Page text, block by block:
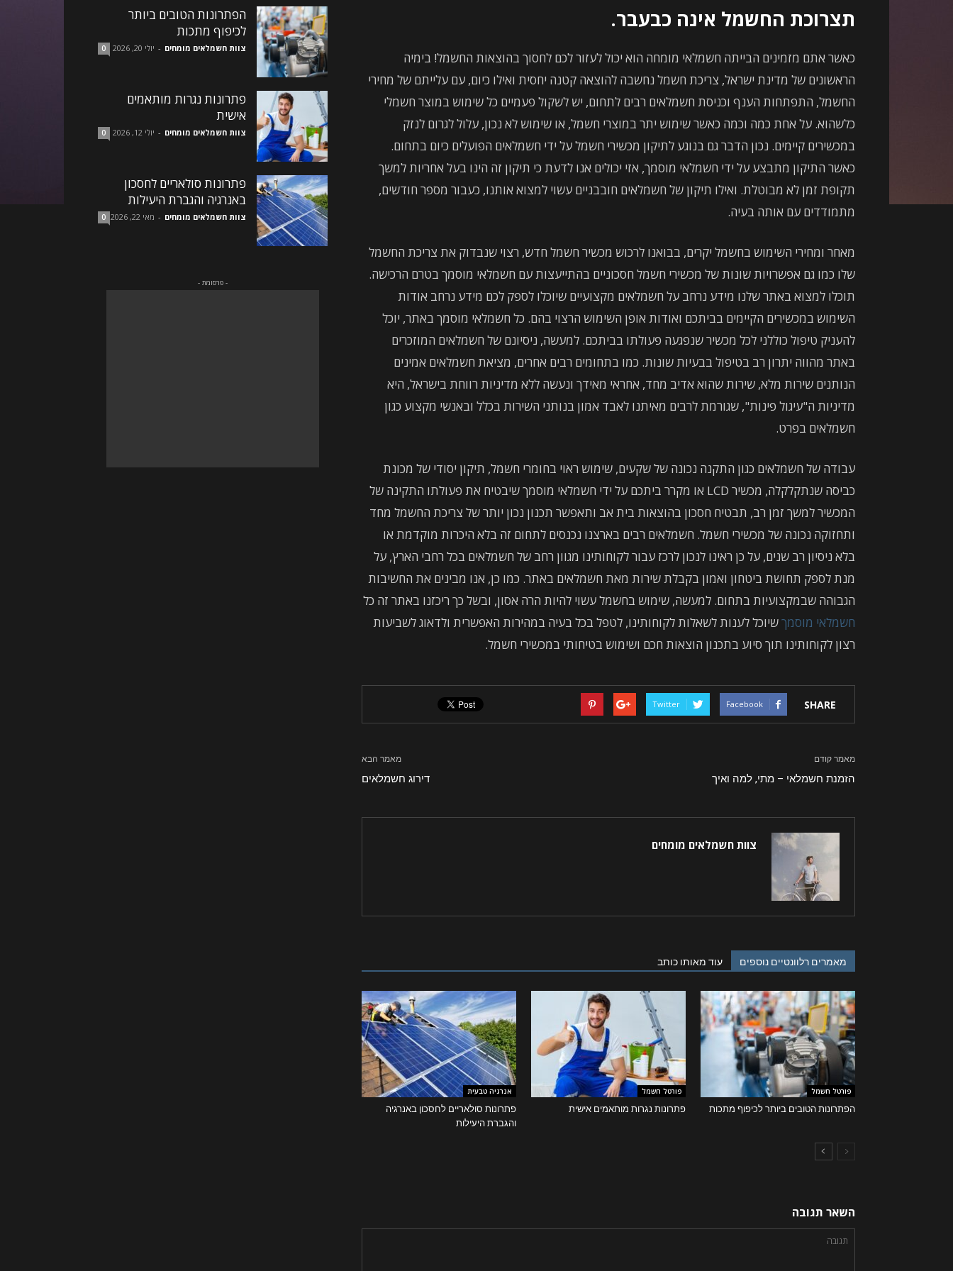
תצרוכת החשמל אינה כבעבר.
כאשר אתם מזמינים הבייתה חשמלאי מומחה הוא יכול לעזור לכם לחסוך בהוצאות החשמל! בימיה
הראשונים של מדינת ישראל, צריכת חשמל נחשבה להוצאה קטנה יחסית ואילו כיום, עם עלייתם של מחירי
החשמל, התפתחות הענף וכניסת חשמלאים רבים לתחום, יש לשקול פעמיים כל שימוש במוצר חשמלי
כלשהוא. על אחת כמה וכמה כאשר שימוש יתר במוצרי חשמל, או שימוש לא נכון, עלול לגרום לנזק
במכשירים קיימים. נכון הדבר גם בנוגע לתיקון מכשירי חשמל על ידי חשמלאים הפועלים כיום בתחום.
כאשר התיקון מתבצע על ידי חשמלאי מוסמך, אזי יכולים אנו לדעת כי תיקון זה הינו בעל אחריות למשך
תקופת זמן לא מבוטלת. ואילו תיקון של חשמלאים חובבניים עשוי למצוא אותנו, כעבור מספר חודשים,
מתמודדים עם אותה בעיה.
מאחר ומחירי השימוש בחשמל יקרים, בבואנו לרכוש מכשיר חשמל חדש, רצוי שנבדוק את צריכת החשמל
שלו כמו גם אפשרויות שונות של מכשירי חשמל חסכוניים בהתייעצות עם חשמלאי מוסמך בטרם הרכישה.
תוכלו למצוא באתר שלנו מידע נרחב על חשמלאים מקצועיים שיוכלו לספק לכם מידע נרחב אודות
השימוש במכשירים הקיימים בביתכם ואודות אופן השימוש הרצוי בהם. כל חשמלאי מוסמך באתר, יוכל
להעניק טיפול כוללני לכל מכשיר שנפגעה פעולתו בביתכם. למעשה, ניסיונם של חשמלאים המוזכרים
באתר מהווה יתרון רב בטיפול בבעיות שונות. כמו בתחומים רבים אחרים, מציאת חשמלאים אמינים
הנותנים שירות מלא, שירות שהוא אדיב מחד, אחראי מאידך ונעשה ללא מדיניות רווחת בישראל, היא
מדיניות ה"עיגול פינות", שגורמת לרבים מאיתנו לאבד אמון בנותני השירות בכלל ובאנשי מקצוע כגון
חשמלאים בפרט.
עבודה של חשמלאים כגון התקנה נכונה של שקעים, שימוש ראוי בחומרי חשמל, תיקון יסודי של מכונת
כביסה שנתקלקלה, מכשיר LCD או מקרר ביתכם על ידי חשמלאי מוסמך שיבטיח את פעולתו התקינה של
המכשיר למשך זמן רב, תבטיח חסכון בהוצאות בית אב ותאפשר תכנון נכון יותר של צריכת החשמל מחד
ותחזוקה נכונה של מכשירי חשמל. חשמלאים רבים בארצנו נכנסים לתחום זה בלא היכרות מוקדמת או
בלא ניסיון רב שנים, על כן ראינו לנכון לרכז עבור לקוחותינו מגוון רחב של חשמלאים בכל רחבי הארץ, על
מנת לספק תחושת ביטחון ואמון בקבלת שירות מאת חשמלאים באתר. כמו כן, אנו מבינים את החשיבות
הגבוהה שבמקצועיות בתחום. למעשה, שימוש בחשמל עשוי להיות הרה אסון, ובשל כך ריכזנו באתר זה כל
חשמלאי מוסמךשיוכל לענות לשאלות לקוחותינו, לטפל בכל בעיה במהירות האפשרית ולדאוג לשביעות
רצון לקוחותינו תוך סיוע בתכנון הוצאות חכם ושימוש בטיחותי במכשירי חשמל.
SHARE
Facebook
Twitter
מאמר קודם
הזמנת חשמלאי – מתי, למה ואיך
מאמר הבא
דירוג חשמלאים
צוות חשמלאים מומחים
מאמרים רלוונטיים נוספים עוד מאותו כותב
פורטל חשמל
הפתרונות הטובים ביותר לכיפוף מתכות
פורטל חשמל
פתרונות נגרות מותאמים אישית
אנרגיה טבעית
פתרונות סולאריים לחסכון באנרגיה
והגברת היעילות
השאר תגובה
הפתרונות הטובים ביותר
לכיפוף מתכות
צוות חשמלאים מומחים - יולי 20, 2026 0
פתרונות נגרות מותאמים
אישית
צוות חשמלאים מומחים - יולי 12, 2026 0
פתרונות סולאריים לחסכון
באנרגיה והגברת היעילות
צוות חשמלאים מומחים - מאי 22, 2026 0
- פרסומת -